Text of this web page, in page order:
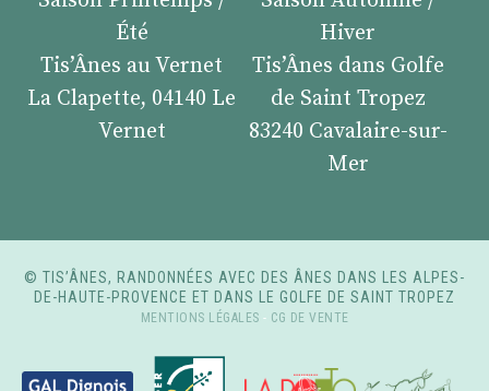
Été
Tis’Ânes au Vernet
La Clapette, 04140 Le
Vernet
Hiver
Tis’Ânes dans Golfe
de Saint Tropez
83240 Cavalaire-sur-
Mer
© TIS’ÂNES, RANDONNÉES AVEC DES ÂNES DANS LES ALPES-
DE-HAUTE-PROVENCE ET DANS LE GOLFE DE SAINT TROPEZ
MENTIONS LÉGALES - CG DE VENTE